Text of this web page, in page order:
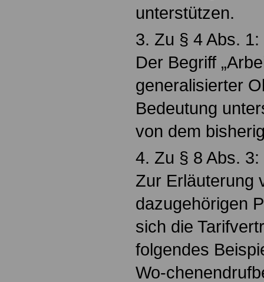
unterstützen.
3. Zu § 4 Abs. 1:
Der Begriff
generalisierter
Bedeutung
von dem
4. Zu § 8 Abs. 3:
Zur Erläuterung
dazugehörigen
sich die
folgendes
Wo-